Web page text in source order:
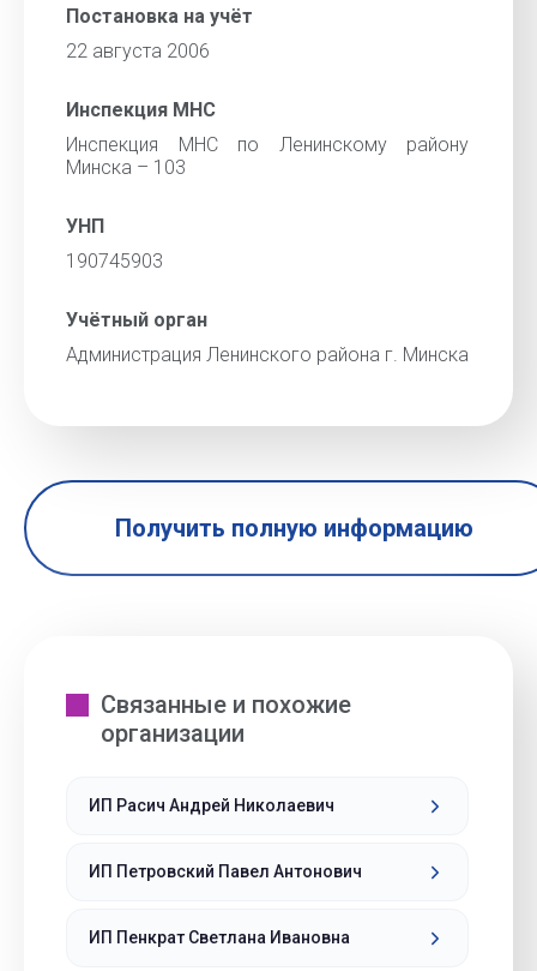
Постановка на учёт
22 августа 2006
Инспекция МНС
Инспекция МНС по Ленинскому району
Минска – 103
УНП
190745903
Учётный орган
Администрация Ленинского района г. Минска
Получить полную информацию
Связанные и похожие
организации
ИП Расич Андрей Николаевич
ИП Петровский Павел Антонович
ИП Пенкрат Светлана Ивановна